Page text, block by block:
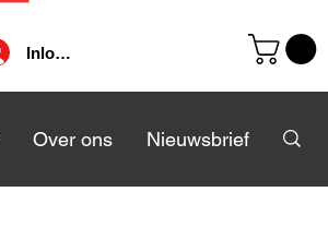
Inloggen
Huur Over ons
Over ons Nieuwsbrief